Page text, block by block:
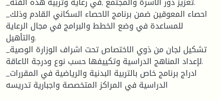
_احصاء المعوقين ضمن برنامج الاحصاء السكاني القادم وذلك
للمساعدة في وضع الخطط والبرامج في مجال الرعاية
والتأهيل.
_تشكيل لجان من ذوي الاختصاص تحت اشراف الوزارة الوصية
لإعداد المناهج الدراسية وتكييفها حسب نوع ودرجة الاعاقة.
_ادراج برنامج خاص بالتربية البدنية والرياضية في المقررات
الدراسية في المراكز المتخصصة واجبارية تدريسه